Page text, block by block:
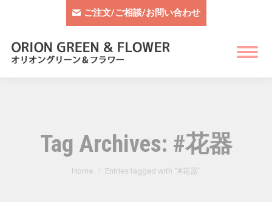
ご注文/ご相談/お問い合わせ
Tag Archives: #花器
You are here:
Home Entries tagged with "#花器"